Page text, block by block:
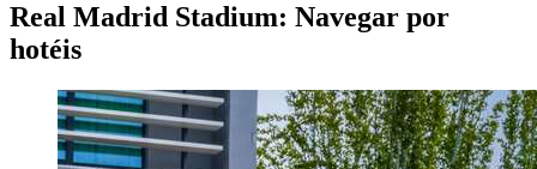
Real Madrid Stadium: Navegar por
hotéis